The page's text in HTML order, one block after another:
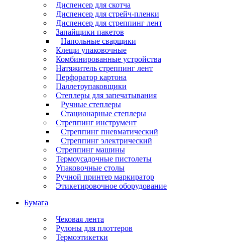
Диспенсер для скотча
Диспенсер для стрейч-пленки
Диспенсер для стреппинг лент
Запайщики пакетов
Напольные сварщики
Клещи упаковочные
Комбинированные устройства
Натяжитель стреппинг лент
Перфоратор картона
Паллетоупаковщики
Степлеры для запечатывания
Ручные степлеры
Стационарные степлеры
Стреппинг инструмент
Стреппинг пневматический
Стреппинг электрический
Стреппинг машины
Термоусадочные пистолеты
Упаковочные столы
Ручной принтер маркиратор
Этикетировочное оборудование
Бумага
Чековая лента
Рулоны для плоттеров
Термоэтикетки